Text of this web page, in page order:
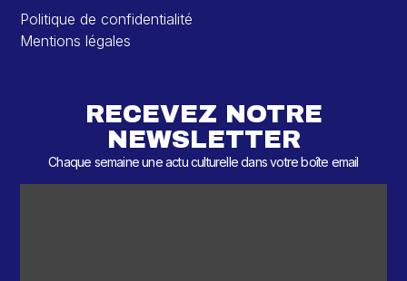
Politique de confidentialité
Mentions légales
RECEVEZ NOTRE
NEWSLETTER
Chaque semaine une actu culturelle dans votre boîte email